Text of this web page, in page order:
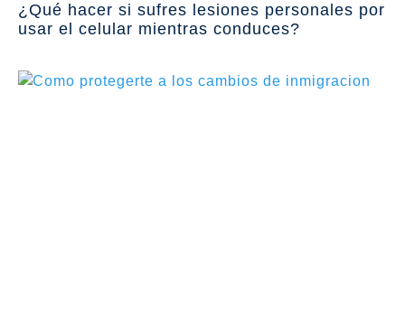
¿Qué hacer si sufres lesiones personales por
usar el celular mientras conduces?